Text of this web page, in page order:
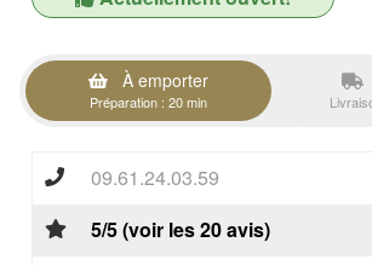
À emporter
Préparation : 20 min
09.61.24.03.59
5/5 (voir les 20 avis)